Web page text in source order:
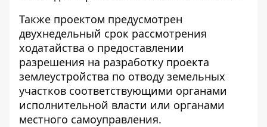
Также проектом предусмотрен
двухнедельный срок рассмотрения
ходатайства о предоставлении
разрешения на разработку проекта
землеустройства по отводу земельных
участков соответствующими органами
исполнительной власти или органами
местного самоуправления.